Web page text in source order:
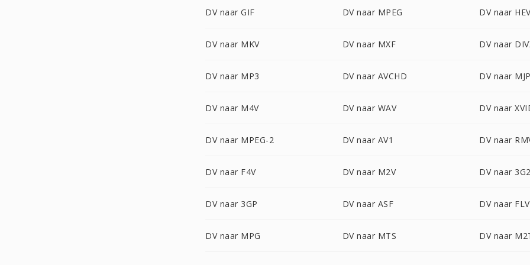
DV naar GIF DV naar MPEG DV naar
DV naar MKV DV naar MXF DV naar
DV naar MP3 DV naar AVCHD DV naar
DV naar M4V DV naar WAV DV naar
DV naar MPEG-2 DV naar AV1 DV naar
DV naar F4V DV naar M2V DV naar 3G2
DV naar 3GP DV naar ASF DV naar FLV
DV naar MPG DV naar MTS DV naar